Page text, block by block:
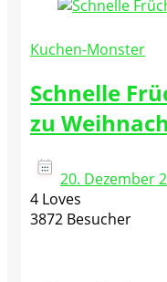
Kuchen-Monster
Schnelle
zu
20. Dezember
4 Loves
3872 Besucher